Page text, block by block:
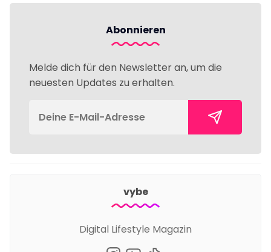
Abonnieren
Melde dich für den Newsletter an, um die
neuesten Updates zu erhalten.
vybe
Digital Lifestyle Magazin